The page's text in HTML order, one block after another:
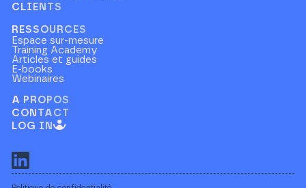
CLIENTS
RESSOURCES
Espace sur-mesure
Training Academy
Articles et guides
E-books
Webinaires
A PROPOS
CONTACT
LOG IN